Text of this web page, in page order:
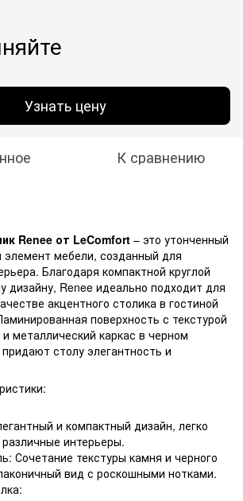
Узнать цену
К сравнению
Renee от LeComfort – это утонченный
мебели, созданный для
Благодаря компактной круглой
дизайну, Renee идеально подходит для
акцентного столика в гостиной
поверхность с текстурой
металлический каркас в черном
столу элегантность и
и компактный дизайн, легко
интерьеры.
Сочетание текстуры камня и черного
вид с роскошными нотками.